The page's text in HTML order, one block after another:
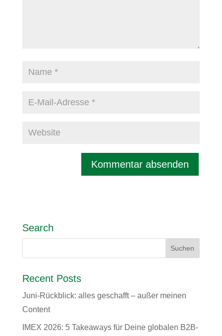
Search
Recent Posts
Juni-Rückblick: alles geschafft – außer meinen
Content
IMEX 2026: 5 Takeaways für Deine globalen B2B-